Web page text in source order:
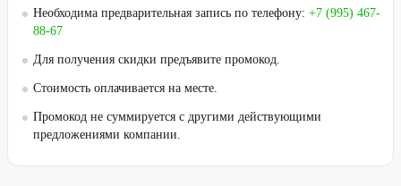
Необходима предварительная запись по телефону: +7 (995) 467-
88-67
Для получения скидки предъявите промокод.
Стоимость оплачивается на месте.
Промокод не суммируется с другими действующими
предложениями компании.